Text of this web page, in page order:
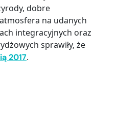
dobre
na udanych
integracyjnych oraz
sprawiły, że
2017.